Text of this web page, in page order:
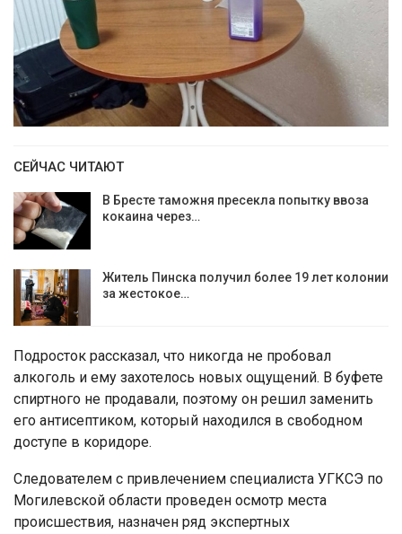
СЕЙЧАС ЧИТАЮТ
В Бресте таможня пресекла попытку ввоза
кокаина через…
Житель Пинска получил более 19 лет колонии
за жестокое…
Подросток рассказал, что никогда не пробовал
алкоголь и ему захотелось новых ощущений. В буфете
спиртного не продавали, поэтому он решил заменить
его антисептиком, который находился в свободном
доступе в коридоре.
Следователем с привлечением специалиста УГКСЭ по
Могилевской области проведен осмотр места
происшествия, назначен ряд экспертных